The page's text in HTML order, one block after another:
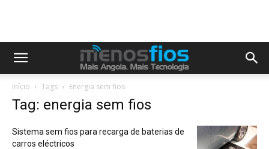
Início Tags Energia sem fios
Tag: energia sem fios
Sistema sem fios para recarga de baterias de
carros eléctricos